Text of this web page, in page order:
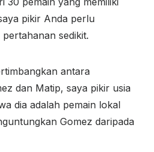
pikir Anda perlu
sedikit.
antara
dan Matip, saya pikir usia
dia adalah pemain lokal
Gomez daripada